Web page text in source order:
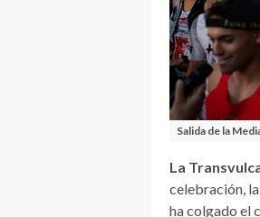
Salida de la
La
celebración,
ha colgado el